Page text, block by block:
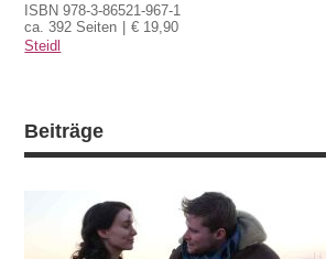
ISBN 978-3-86521-967-1
ca. 392 Seiten
€ 19,90
Steidl
Beiträge